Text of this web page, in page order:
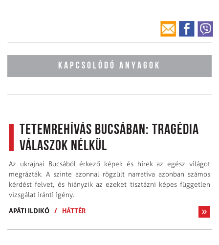
KAPCSOLÓDÓ ANYAGOK
Tetemrehívás Bucsában: Tragédia
válaszok nélkül
Az ukrajnai Bucsából érkező képek és hírek az egész világot
megrázták. A szinte azonnal rögzült narratíva azonban számos
kérdést felvet, és hiányzik az ezeket tisztázni képes független
vizsgálat iránti igény.
APÁTI ILDIKÓ / HÁTTÉR